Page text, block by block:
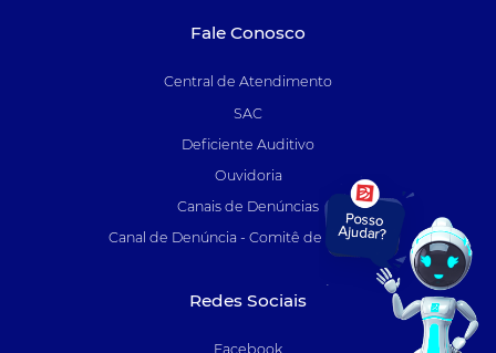
Fale Conosco
Central de Atendimento
SAC
Deficiente Auditivo
Ouvidoria
Canais de Denúncias
Canal de Denúncia - Comitê de Auditoria
Redes Sociais
Facebook